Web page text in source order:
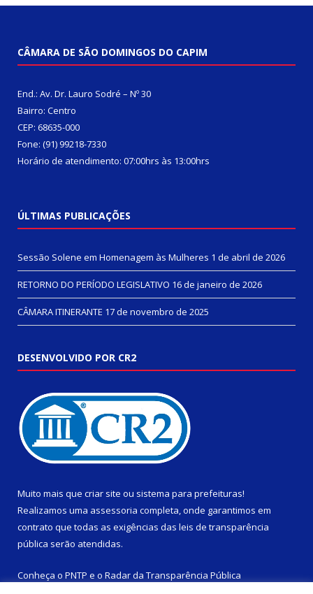
CÂMARA DE SÃO DOMINGOS DO CAPIM
End.: Av. Dr. Lauro Sodré – Nº 30
Bairro: Centro
CEP: 68635-000
Fone: (91) 99218-7330
Horário de atendimento: 07:00hrs às 13:00hrs
ÚLTIMAS PUBLICAÇÕES
Sessão Solene em Homenagem às Mulheres 1 de abril de 2026
RETORNO DO PERÍODO LEGISLATIVO 16 de janeiro de 2026
CÂMARA ITINERANTE 17 de novembro de 2025
DESENVOLVIDO POR CR2
Muito mais que criar site ou sistema para prefeituras!
Realizamos uma assessoria completa, onde garantimos em
contrato que todas as exigências das leis de transparência
pública serão atendidas.
Conheça o PNTP e o Radar da Transparência Pública